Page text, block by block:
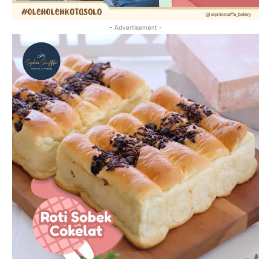
- Advertisement -